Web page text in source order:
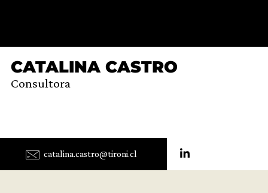
CATALINA CASTRO
Consultora
catalina.castro@tironi.cl